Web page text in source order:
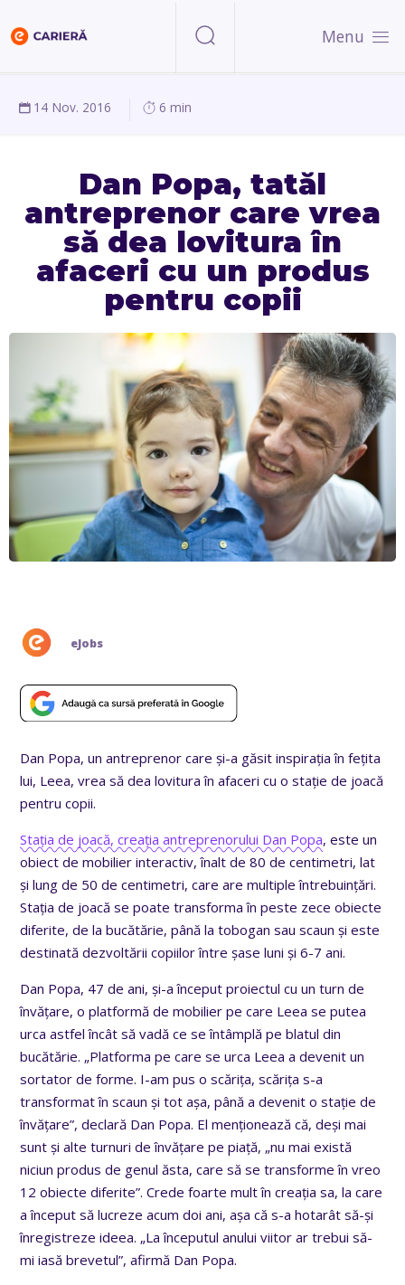
Menu
14 Nov. 2016 6 min
Dan Popa, tatăl
antreprenor care vrea
să dea lovitura în
afaceri cu un produs
pentru copii
eJobs
Dan Popa, un antreprenor care și-a găsit inspirația în fețita
lui, Leea, vrea să dea lovitura în afaceri cu o stație de joacă
pentru copii.
Stația de joacă, creația antreprenorului Dan Popa, este un
obiect de mobilier interactiv, înalt de 80 de centimetri, lat
și lung de 50 de centimetri, care are multiple întrebuințări.
Stația de joacă se poate transforma în peste zece obiecte
diferite, de la bucătărie, până la tobogan sau scaun și este
destinată dezvoltării copiilor între șase luni și 6-7 ani.
Dan Popa, 47 de ani, și-a început proiectul cu un turn de
învățare, o platformă de mobilier pe care Leea se putea
urca astfel încât să vadă ce se întâmplă pe blatul din
bucătărie. „Platforma pe care se urca Leea a devenit un
sortator de forme. I-am pus o scărița, scărița s-a
transformat în scaun și tot așa, până a devenit o stație de
învățare”, declară Dan Popa. El menționează că, deși mai
sunt și alte turnuri de învățare pe piață, „nu mai există
niciun produs de genul ăsta, care să se transforme în vreo
12 obiecte diferite”. Crede foarte mult în creația sa, la care
a început să lucreze acum doi ani, așa că s-a hotarât să-și
înregistreze ideea. „La începutul anului viitor ar trebui să-
mi iasă brevetul”, afirmă Dan Popa.